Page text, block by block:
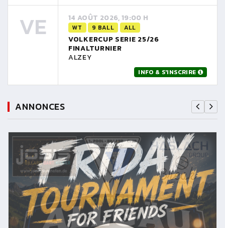
VE 14 AOÛT 2026, 19:00 H
WT 9 BALL ALL
VOLKERCUP SERIE 25/26
FINALTURNIER
ALZEY
INFO & S'INSCRIRE
ANNONCES